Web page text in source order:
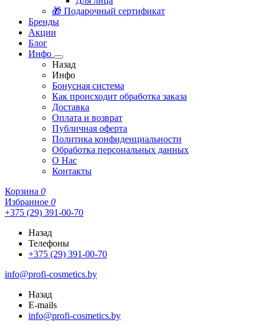
🎁 Подарочный сертификат
Бренды
Акции
Блог
Инфо
Назад
Инфо
Бонусная система
Как происходит обработка заказа
Доставка
Оплата и возврат
Публичная оферта
Политика конфиденциальности
Обработка персональных данных
О Нас
Контакты
Корзина 0
Избранное 0
+375 (29) 391-00-70
Назад
Телефоны
+375 (29) 391-00-70
info@profi-cosmetics.by
Назад
E-mails
info@profi-cosmetics.by